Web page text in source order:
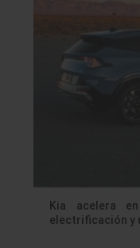
Kia acelera
electrificación y